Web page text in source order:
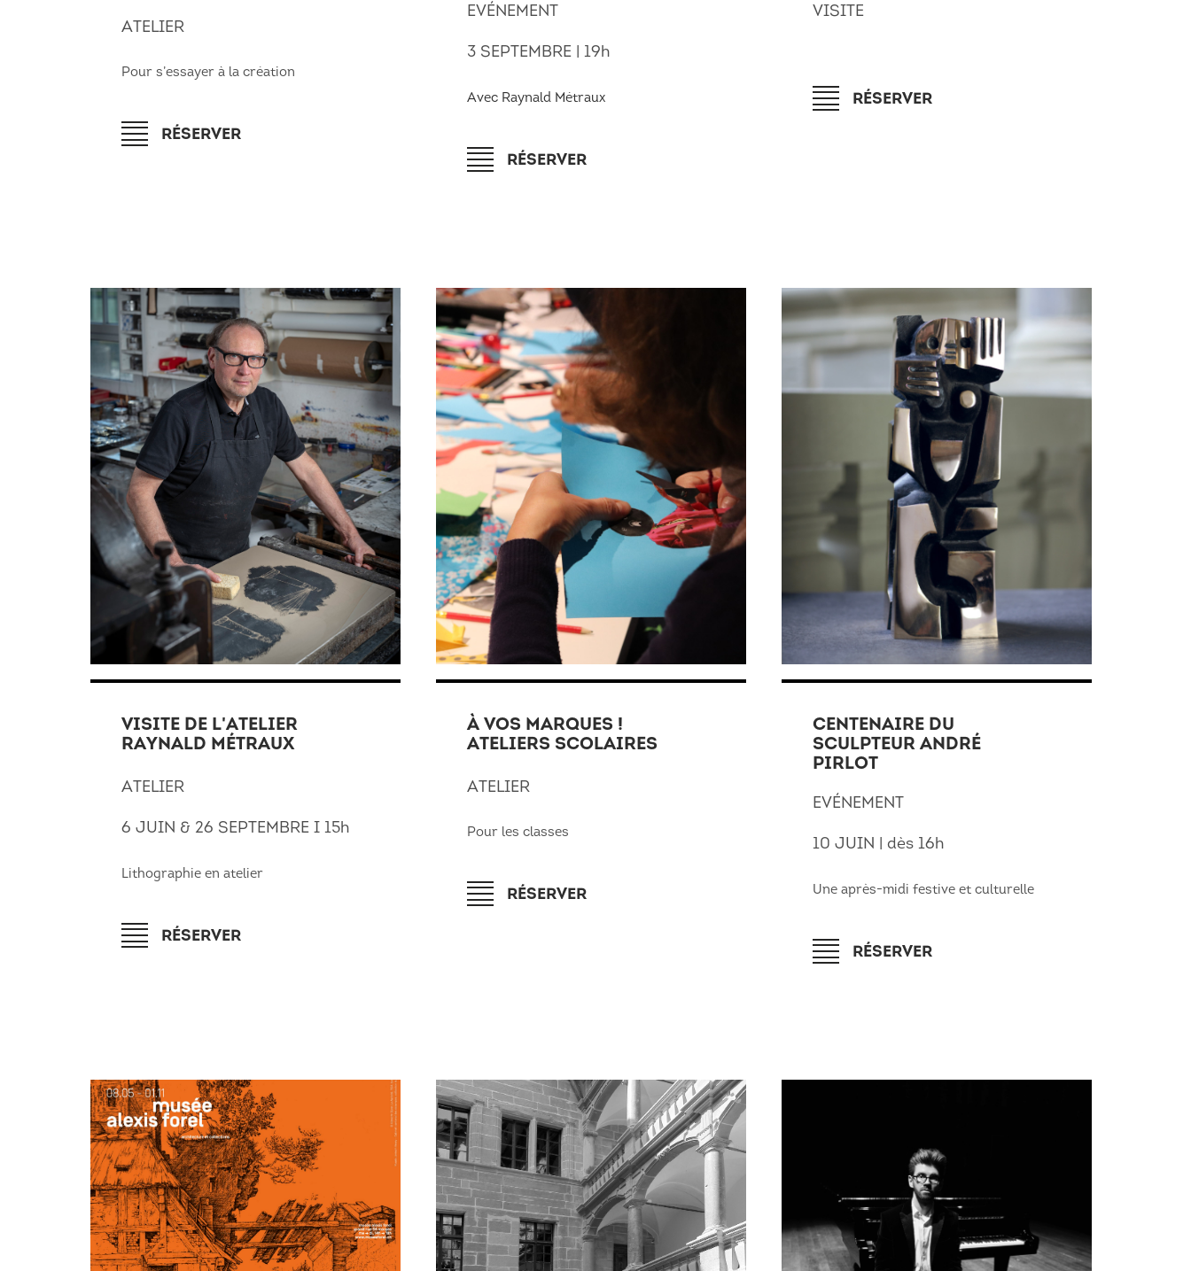
ATELIER
Pour s’essayer à la création
RÉSERVER
EVÉNEMENT
3 SEPTEMBRE | 19h
Avec Raynald Métraux
RÉSERVER
VISITE
RÉSERVER
VISITE DE L'ATELIER
RAYNALD MÉTRAUX
ATELIER
6 JUIN & 26 SEPTEMBRE I 15h
Lithographie en atelier
RÉSERVER
À VOS MARQUES !
ATELIERS SCOLAIRES
ATELIER
Pour les classes
RÉSERVER
CENTENAIRE DU
SCULPTEUR ANDRÉ
PIRLOT
EVÉNEMENT
10 JUIN | dès 16h
Une après-midi festive et culturelle
RÉSERVER